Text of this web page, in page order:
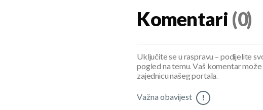
Komentari (0)
Uključite se u raspravu – podijelite
pogled na temu. Vaš komentar
zajednicu našeg portala.
Važna obavijest !